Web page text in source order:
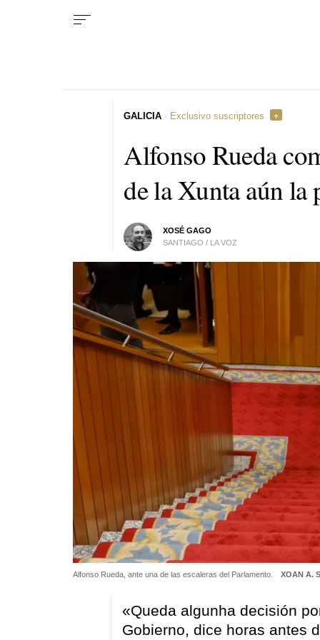
Alfonso Rueda
de la Xunta aún la
XOSÉ GAGO
SANTIAGO / LA VOZ
GALICIA · Exclusivo suscriptores
Alfonso Rueda, ante una de las escaleras del Parlamento. XOAN A.
«Queda algunha decisión
Gobierno, dice horas antes